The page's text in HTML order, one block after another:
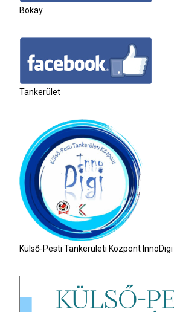
Bokay
Tankerület
Külső-Pesti Tankerületi Központ